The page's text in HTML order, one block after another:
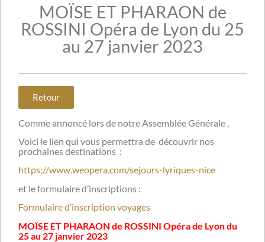
MOÏSE ET PHARAON de
ROSSINI Opéra de Lyon du 25
au 27 janvier 2023
Retour
Comme annoncé lors de notre Assemblée Générale ,
Voici le lien qui vous permettra de découvrir nos
prochaines destinations :
https://www.weopera.com/sejours-lyriques-nice
et le formulaire d’inscriptions :
Formulaire d’inscription voyages
MOÏSE ET PHARAON de ROSSINI Opéra de Lyon du
25 au 27 janvier 2023